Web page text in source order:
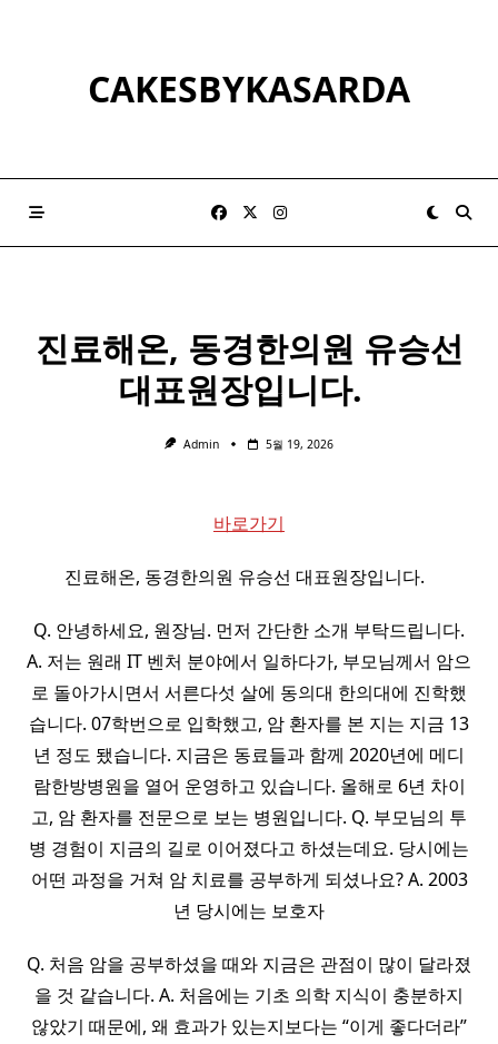
CAKESBYKASARDA
진료해온, 동경한의원 유승선
대표원장입니다. ​ ​
Admin 5월 19, 2026
바로가기
진료해온, 동경한의원 유승선 대표원장입니다. ​ ​
Q. 안녕하세요, 원장님. 먼저 간단한 소개 부탁드립니다.
A. 저는 원래 IT 벤처 분야에서 일하다가, 부모님께서 암으
로 돌아가시면서 서른다섯 살에 동의대 한의대에 진학했
습니다. 07학번으로 입학했고, 암 환자를 본 지는 지금 13
년 정도 됐습니다. 지금은 동료들과 함께 2020년에 메디
람한방병원을 열어 운영하고 있습니다. 올해로 6년 차이
고, 암 환자를 전문으로 보는 병원입니다. Q. 부모님의 투
병 경험이 지금의 길로 이어졌다고 하셨는데요. 당시에는
어떤 과정을 거쳐 암 치료를 공부하게 되셨나요? A. 2003
년 당시에는 보호자
Q. 처음 암을 공부하셨을 때와 지금은 관점이 많이 달라졌
을 것 같습니다. A. 처음에는 기초 의학 지식이 충분하지
않았기 때문에, 왜 효과가 있는지보다는 “이게 좋다더라”